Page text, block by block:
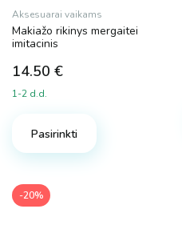
Aksesuarai vaikams
Makiažo rikinys mergaitei
imitacinis
14.50 €
1-2 d.d.
Pasirinkti
-20%